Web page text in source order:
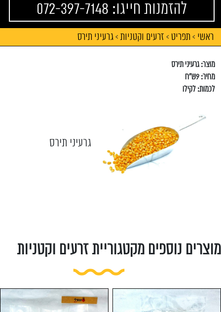
להזמנות חייגו: 072-397-7148
ראשי > תפריט > זרעים וקטניות> גרעיני תירס
מוצר: גרעיני תירס
מחיר: 9ש"ח
לכמות: לקילו
גרעיני תירס
מוצרים נוספים מקטגוריית זרעים וקטניות